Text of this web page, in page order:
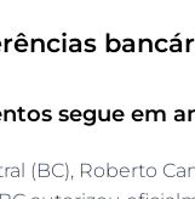
segue em
(BC), Roberto